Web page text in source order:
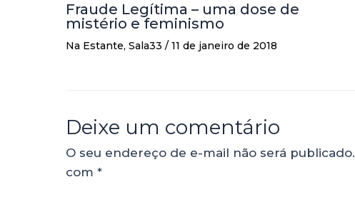
Fraude Legítima – uma dose de
mistério e feminismo
Na Estante, Sala33 / 11 de janeiro de 2018
Deixe um comentário
O seu endereço de e-mail não será publicado.
com *